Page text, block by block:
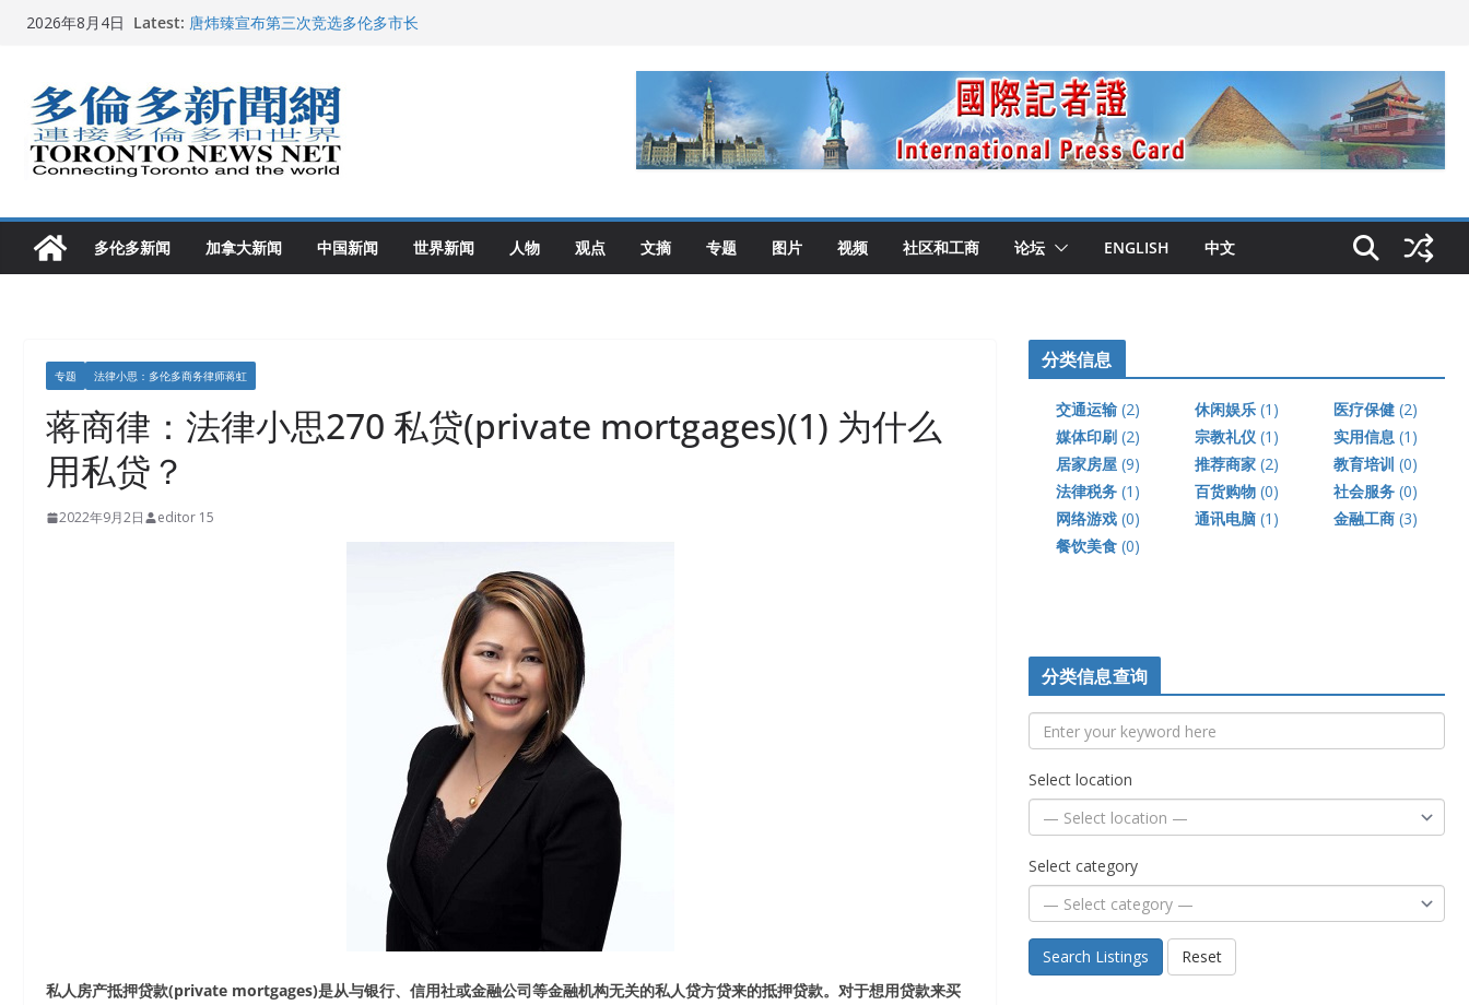
Skip2026年8月4日 Latest: 唐炜臻宣布第三次竞选多伦多市长
多伦多市长选举拉开帷幕 多名华人候选人宣布角逐
2026深圳国际佛事用品展览会暨沉香文化艺术展开幕盛典纪实
多伦多新闻 加拿大新闻 中国新闻 世界新闻 人物 观点 文摘 专题 图片 视频 社区和工商 论坛 ENGLISH 中文
专题 法律小思：多伦多商务律师蒋虹
蒋商律：法律小思270 私贷(private mortgages)(1) 为什么
用私贷？
2022年9月2日 editor 15
私人房产抵押贷款(private mortgages)是从与银行、信用社或金融公司等金融机构无关的私人贷方贷来的抵押贷款。对于想用贷款来买
分类信息
交通运输 (2) 休闲娱乐 (1) 医疗保健 (2)
媒体印刷 (2) 宗教礼仪 (1) 实用信息 (1)
居家房屋 (9) 推荐商家 (2) 教育培训 (0)
法律税务 (1) 百货购物 (0) 社会服务 (0)
网络游戏 (0) 通讯电脑 (1) 金融工商 (3)
餐饮美食 (0)
分类信息查询
Select location
Select category
Search Listings Reset